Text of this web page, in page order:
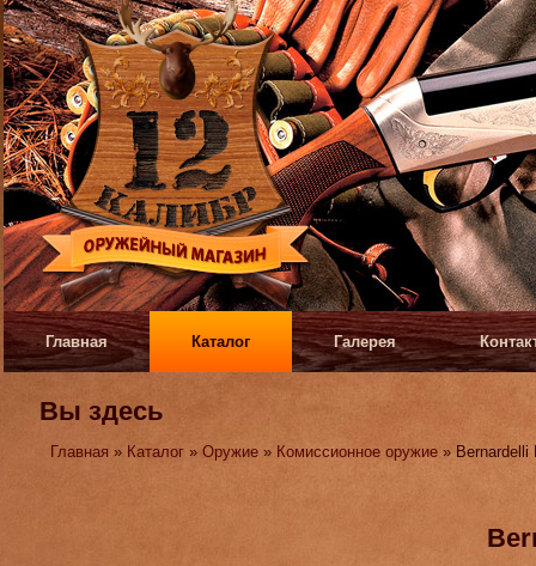
Главная Каталог Галерея
Вы здесь
Главная » Каталог »Оружие » Комиссионное оружие » Bernardelli